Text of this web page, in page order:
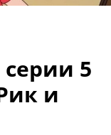
5
и